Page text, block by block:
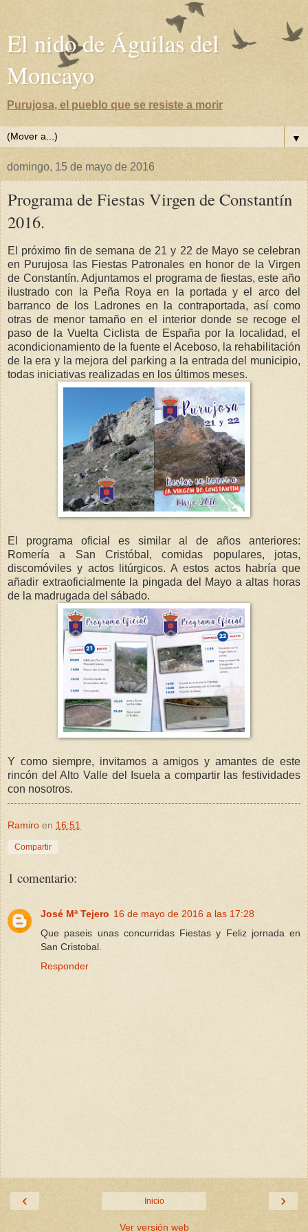
El nido de Águilas del
Moncayo
Purujosa, el pueblo que se resiste a morir
▼
domingo, 15 de mayo de 2016
Programa de Fiestas Virgen de Constantín
2016.
El próximo fin de semana de 21 y 22 de Mayo se celebran
en Purujosa las Fiestas Patronales en honor de la Virgen
de Constantín. Adjuntamos el programa de fiestas, este año
ilustrado con la Peña Roya en la portada y el arco del
barranco de los Ladrones en la contraportada, así como
otras de menor tamaño en el interior donde se recoge el
paso de la Vuelta Ciclista de España por la localidad, el
acondicionamiento de la fuente el Aceboso, la rehabilitación
de la era y la mejora del parking a la entrada del municipio,
todas iniciativas realizadas en los últimos meses.
El programa oficial es similar al de años anteriores:
Romería a San Cristóbal, comidas populares, jotas,
discomóviles y actos litúrgicos. A estos actos habría que
añadir extraoficialmente la pingada del Mayo a altas horas
de la madrugada del sábado.
Y como siempre, invitamos a amigos y amantes de este
rincón del Alto Valle del Isuela a compartir las festividades
con nosotros.
Ramiro en 16:51
Compartir
1 comentario:
José Mª Tejero 16 de mayo de 2016 a las 17:28
Que paseis unas concurridas Fiestas y Feliz jornada en
San Cristobal.
Responder
‹ ›
Inicio
Ver versión web